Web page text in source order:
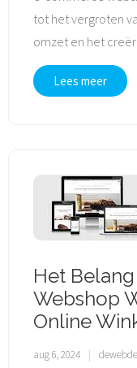
tot het vergroten
omzet en het
Lees meer
Het
Webshop
Online
aug 6, 2024